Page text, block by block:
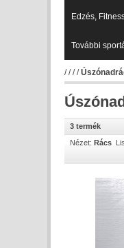
Edzés,
További
////
3 termék
Nézet: Rács